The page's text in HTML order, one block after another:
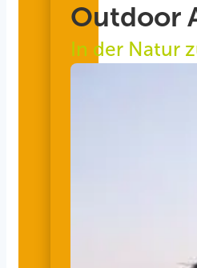
Outdoor
In der Natur